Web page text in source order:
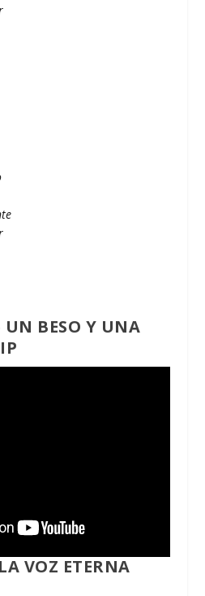
BESO Y UNA
VOZ ETERNA